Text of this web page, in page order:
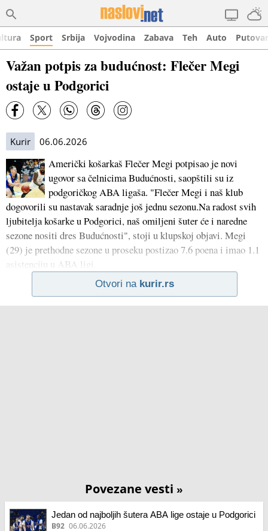
Sport Srbija Vojvodina Zabava Teh Auto
Važan potpis za budućnost: Flečer Megi
ostaje u Podgorici
Kurir 06.06.2026
Američki košarkaš Flečer Megi potpisao je novi
ugovor sa čelnicima Budućnosti, saopštili su iz
podgoričkog ABA ligaša. "Flečer Megi i naš klub
dogovorili su nastavak saradnje još jednu sezonu.Na radost svih
ljubitelja košarke u Podgorici, naš omiljeni šuter će i naredne
sezone nositi dres Budućnosti", stoji u klupskoj objavi. Megi
(29) je prethodne sezone u proseku postizao 7.6 poena i imao 1.1
asistenciju u ABA ligi.
Otvori na kurir.rs
Povezane vesti »
Jedan od najboljih šutera ABA lige ostaje u Podgorici
B92 06.06.2026